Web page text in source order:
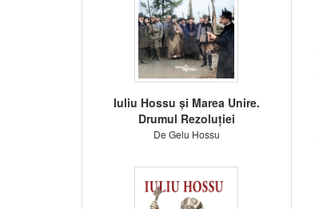
Iuliu Hossu și Marea Unire.
Drumul Rezoluției
De Gelu Hossu